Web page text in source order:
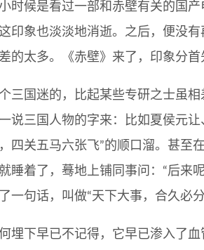
时候是看过一部和赤壁有关的国
印象也淡淡地消逝。之后，便没
的太多。《赤壁》来了，印象分首
三国迷的，比起某些专研之士虽
说三国人物的字来：比如夏侯元
四关五马六张飞”的顺口溜。甚至
睡着了，蓦地上铺同事问：“后来
一句话，叫做“天下大事，合久必
埋下早已不记得，它早已渗入了